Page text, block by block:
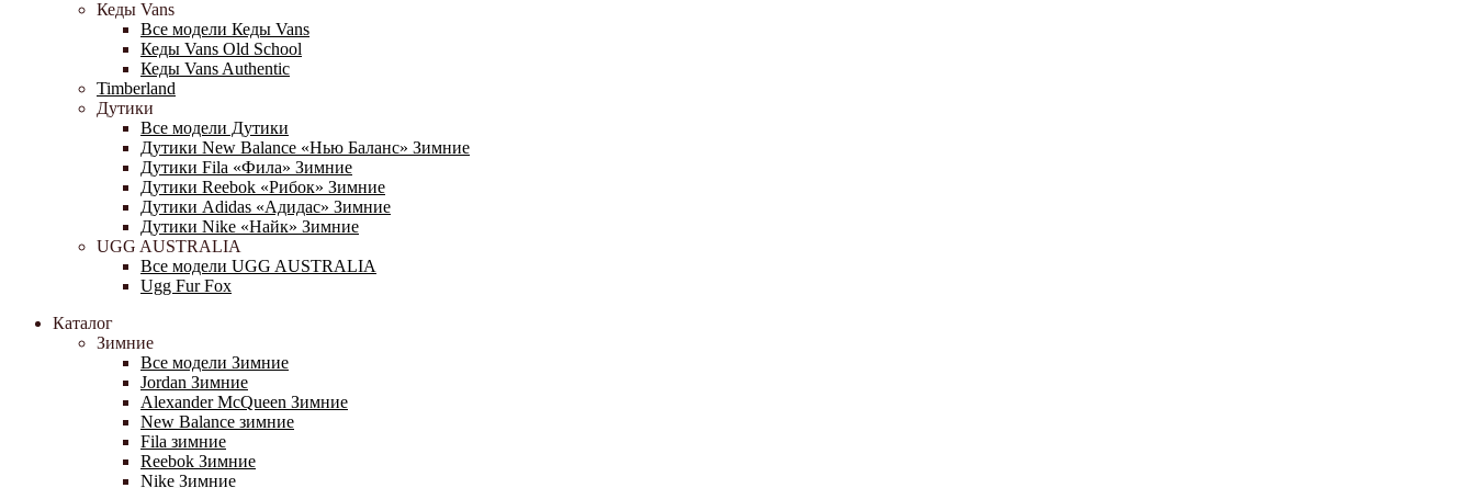
Кеды Vans
Все модели Кеды Vans
Кеды Vans Old School
Кеды Vans Authentic
Timberland
Дутики
Все модели Дутики
Дутики New Balance «Нью Баланс» Зимние
Дутики Fila «Фила» Зимние
Дутики Reebok «Рибок» Зимние
Дутики Adidas «Адидас» Зимние
Дутики Nike «Найк» Зимние
UGG AUSTRALIA
Все модели UGG AUSTRALIA
Ugg Fur Fox
Каталог
Зимние
Все модели Зимние
Jordan Зимние
Alexander McQueen Зимние
New Balance зимние
Fila зимние
Reebok Зимние
Nike Зимние